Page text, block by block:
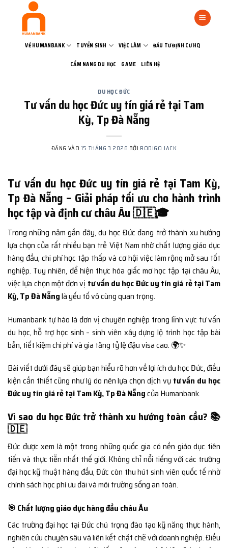
VỀ HUMANBANK TUYỂN SINH VIỆC LÀM ĐẦU TƯ ĐỊNH CƯ HQ
CẨM NANG DU HỌC GAME LIÊN HỆ
DU HỌC ĐỨC
Tư vấn du học Đức uy tín giá rẻ tại Tam
Kỳ, Tp Đà Nẵng
ĐĂNG VÀO 15 THÁNG 3 2026 BỞI RODIGO JACK
Tư vấn du học Đức uy tín giá rẻ tại Tam Kỳ,
Tp Đà Nẵng – Giải pháp tối ưu cho hành trình
học tập và định cư châu Âu 🇩🇪🎓
Trong những năm gần đây, du học Đức đang trở thành xu hướng
lựa chọn của rất nhiều bạn trẻ Việt Nam nhờ chất lượng giáo dục
hàng đầu, chi phí học tập thấp và cơ hội việc làm rộng mở sau tốt
nghiệp. Tuy nhiên, để hiện thực hóa giấc mơ học tập tại châu Âu,
việc lựa chọn một đơn vị tư vấn du học Đức uy tín giá rẻ tại Tam
Kỳ, Tp Đà Nẵnglà yếu tố vô cùng quan trọng.
Humanbank tự hào là đơn vị chuyên nghiệp trong lĩnh vực tư vấn
du học, hỗ trợ học sinh – sinh viên xây dựng lộ trình học tập bài
bản, tiết kiệm chi phí và gia tăng tỷ lệ đậu visa cao. 🌍✨
Bài viết dưới đây sẽ giúp bạn hiểu rõ hơn về lợi ích du học Đức, điều
kiện cần thiết cũng như lý do nên lựa chọn dịch vụ tư vấn du học
Đức uy tín giá rẻ tại Tam Kỳ, Tp Đà Nẵngcủa Humanbank.
Vì sao du học Đức trở thành xu hướng toàn cầu? 📚
🇩🇪
Đức được xem là một trong những quốc gia có nền giáo dục tiên
tiến và thực tiễn nhất thế giới. Không chỉ nổi tiếng với các trường
đại học kỹ thuật hàng đầu, Đức còn thu hút sinh viên quốc tế nhờ
chính sách học phí ưu đãi và môi trường sống an toàn.
🎯 Chất lượng giáo dục hàng đầu châu Âu
Các trường đại học tại Đức chú trọng đào tạo kỹ năng thực hành,
nghiên cứu chuyên sâu và liên kết chặt chẽ với doanh nghiệp. Điều